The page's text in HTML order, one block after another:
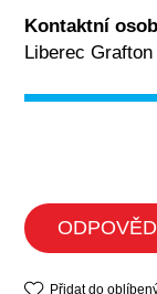
Kontaktní
Liberec Grafton
Přidat do